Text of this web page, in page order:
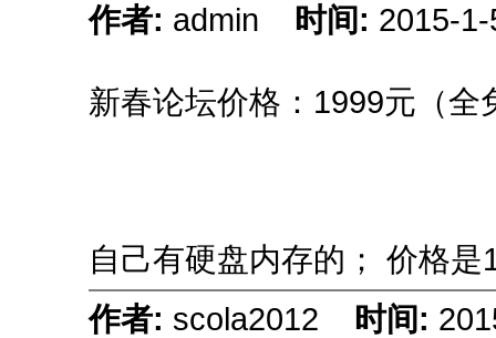
作者: admin 时间: 2015-
新春论坛价格：1999元（全
自己有硬盘内存的； 价格是
作者: scola2012 时间: